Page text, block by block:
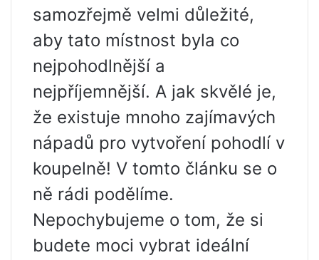
samozřejmě velmi důležité,
aby tato místnost byla co
nejpohodlnější a
nejpříjemnější. A jak skvělé je,
že existuje mnoho zajímavých
nápadů pro vytvoření pohodlí v
koupelně! V tomto článku se o
ně rádi podělíme.
Nepochybujeme o tom, že si
budete moci vybrat ideální